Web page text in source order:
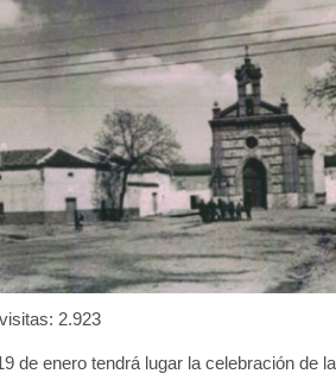
2.923
de enero tendrá lugar la celebración de